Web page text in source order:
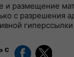
и размещение
с разрешения
с